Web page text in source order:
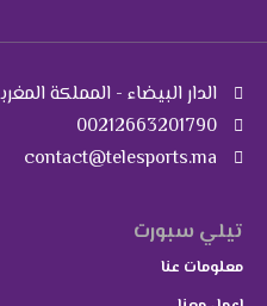
الدار البيضاء - المملكة المغربية
00212663201790
contact@telesports.ma
تيلي سبورت
معلومات عنا